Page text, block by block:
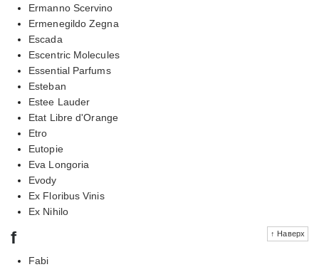
Ermanno Scervino
Ermenegildo Zegna
Escada
Escentric Molecules
Essential Parfums
Esteban
Estee Lauder
Etat Libre d'Orange
Etro
Eutopie
Eva Longoria
Evody
Ex Floribus Vinis
Ex Nihilo
↑ Наверх
f
Fabi